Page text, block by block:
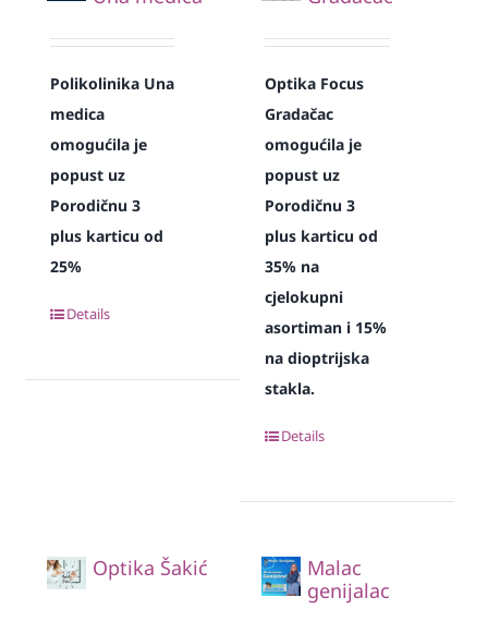
Polikolinika Una
medica
omogućila je
popust uz
Porodičnu 3
plus karticu od
25%
Details
Optika Focus
Gradačac
omogućila je
popust uz
Porodičnu 3
plus karticu od
35% na
cjelokupni
asortiman i 15%
na dioptrijska
stakla.
Details
Optika Šakić
Malac
genijalac